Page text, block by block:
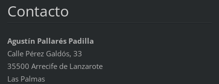
Contacto
Agustín Pallarés Padilla
Calle Pérez Galdós, 33
35500 Arrecife de Lanzarote
Las Palmas